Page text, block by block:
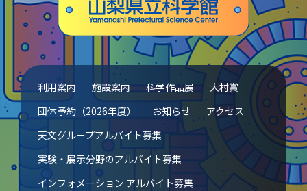
利用案内 施設案内 科学作品展
大村賞
団体予約（2026年度）
お知らせ
アクセス
天文グループアルバイト募集
実験・展示分野のアルバイト募集
インフォメーション アルバイト募集